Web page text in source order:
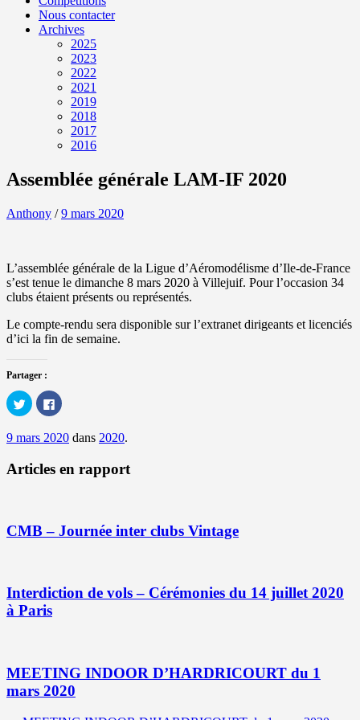
Nous contacter
Archives
2025
2023
2022
2021
2019
2018
2017
2016
Assemblée générale LAM-IF 2020
Anthony /9 mars 2020
L’assemblée générale de la Ligue d’Aéromodélisme d’Ile-de-France
s’est tenue le dimanche 8 mars 2020 à Villejuif. Pour l’occasion 34
clubs étaient présents ou représentés.
Le compte-rendu sera disponible sur l’extranet dirigeants et licenciés
d’ici la fin de semaine.
Partager :
Cliquez
pour
partager
Twitter(ouvre
nouvelle
fenêtre)
Cliquez
pour
Facebook(ouvre
nouvelle
fenêtre)
9 mars 2020 dans 2020.
Articles en rapport
CMB – Journée inter clubs Vintage
Interdiction de vols – Cérémonies du 14 juillet 2020
à Paris
MEETING INDOOR D’HARDRICOURT du 1
mars 2020